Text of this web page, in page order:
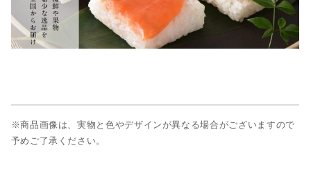
※商品画像は、実物と色やデザインが異なる場合がございますので
予めご了承ください。